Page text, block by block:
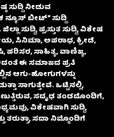
ಸುದ್ದಿ ನೀಡುವ
ಬೀಟ್” ಸುದ್ದಿ
ಸುದ್ದಿ, ಪ್ರಸ್ತುತ ಸುದ್ದಿ, ವಿಶೇಷ
ಸಿನಿಮಾ, ಅಪರಾಧ, ಕ್ರೀಡೆ,
ಪರಿಸರ, ಸಾಹಿತ್ಯ, ವಾಣಿಜ್ಯ,
ಈ ಸಮಾಜದ ಪ್ರತಿ
ಆಗು-ಹೋಗುಗಳನ್ನು
ಸಾಗುತ್ತೇವೆ. ಒಟ್ಟಿನಲ್ಲಿ,
ಸದೃಢ ತಂಡದೊಂದಿಗೆ,
ವಿಶೇಷವಾಗಿ ಸುದ್ದಿ,
ತರುತ್ತಾ, ಸದಾ ನಿಮ್ಮೊಂದಿಗೆ